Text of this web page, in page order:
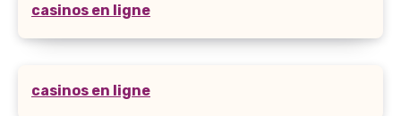
casinos en ligne
casinos en ligne